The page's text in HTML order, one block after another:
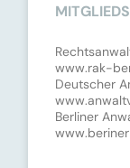
www.rak-
Deutscher
Berliner